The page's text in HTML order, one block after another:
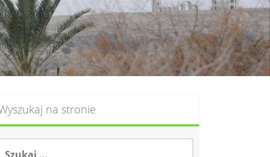
na stronie